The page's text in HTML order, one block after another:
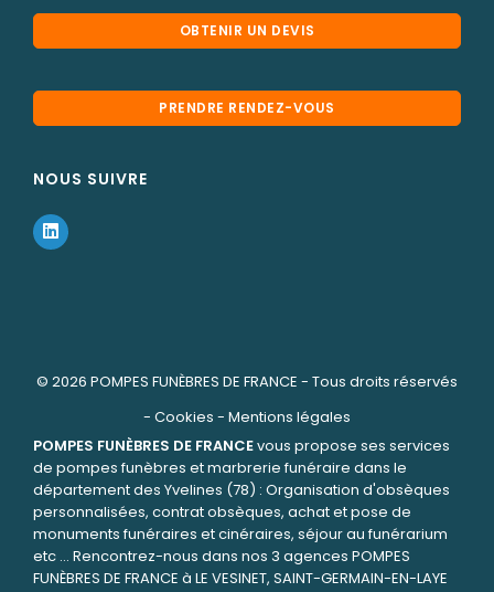
OBTENIR UN DEVIS
PRENDRE RENDEZ-VOUS
NOUS SUIVRE
© 2026 POMPES FUNÈBRES DE FRANCE - Tous droits réservés
- Cookies - Mentions légales
POMPES FUNÈBRES DE FRANCEvous propose ses services
de pompes funèbres et marbrerie funéraire dans le
département des Yvelines (78) : Organisation d'obsèques
personnalisées, contrat obsèques, achat et pose de
monuments funéraires et cinéraires, séjour au funérarium
etc ... Rencontrez-nous dans nos 3 agences POMPES
FUNÈBRES DE FRANCE à LE VESINET, SAINT-GERMAIN-EN-LAYE